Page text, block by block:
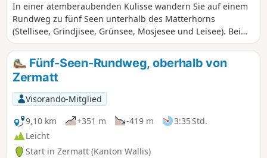
In einer atemberaubenden Kulisse wandern Sie auf einem
Rundweg zu fünf Seen unterhalb des Matterhorns
(Stellisee, Grindjisee, Grünsee, Mosjesee und Leisee). Bei
schönem Wetter können Sie im Sommer in den Seen
Grünsee und Leisee baden.
Fünf-Seen-Rundweg, oberhalb von
Zermatt
Visorando-Mitglied
9,10 km
+351 m -419 m
3:35 Std.
Leicht
Start in Zermatt (Kanton Wallis)